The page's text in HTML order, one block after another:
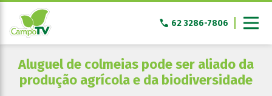
Pular
conteúdo
62 3286-7806
Aluguel de colmeias pode ser aliado da
produção agrícola e da biodiversidade